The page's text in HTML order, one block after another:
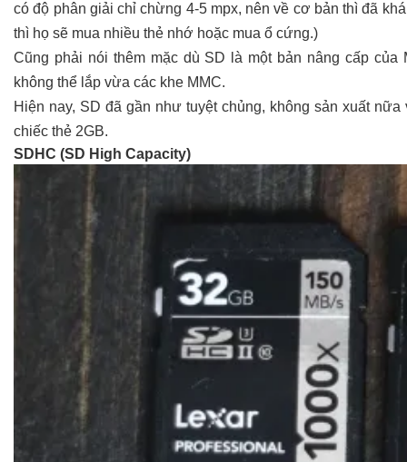
có độ phân giải chỉ chừng 4-5 mpx, nên về cơ bản thì đã
thì họ sẽ mua nhiều thẻ nhớ hoặc mua ổ cứng.)
Cũng phải nói thêm mặc dù SD là một bản nâng cấp
không thể lắp vừa các khe MMC.
Hiện nay, SD đã gần như tuyệt chủng, không sản xuất
chiếc thẻ 2GB.
SDHC (SD High Capacity)